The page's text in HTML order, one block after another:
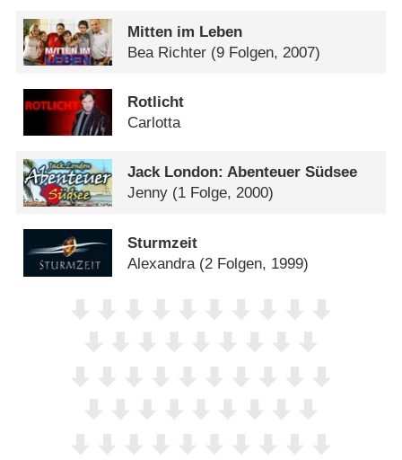
Mitten im Leben
Bea Richter (9 Folgen, 2007)
Rotlicht
Carlotta
Jack London: Abenteuer Südsee
Jenny (1 Folge, 2000)
Sturmzeit
Alexandra (2 Folgen, 1999)